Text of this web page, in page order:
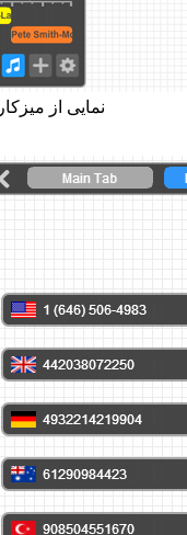
نمایی از